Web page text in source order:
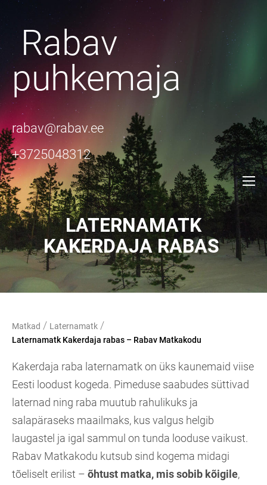
Rabav
puhkemaja
rabav@rabav.ee
+3725048312
LATERNAMATK
KAKERDAJA RABAS
Matkad / Laternamatk /
Laternamatk Kakerdaja rabas – Rabav Matkakodu
Kakerdaja raba laternamatk on üks kaunemaid viise
Eesti loodust kogeda. Pimeduse saabudes süttivad
laternad ning raba muutub rahulikuks ja
salapäraseks maailmaks, kus valgus helgib
laugastel ja igal sammul on tunda looduse vaikust.
Rabav Matkakodu kutsub sind kogema midagi
tõeliselt erilist – õhtust matka, mis sobib kõigile,